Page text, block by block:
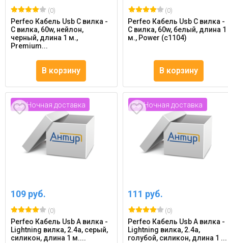
(0)
Perfeo Кабель Usb C вилка -
C вилка, 60w, нейлон,
черный, длина 1 м.,
Premium...
В корзину
(0)
Perfeo Кабель Usb C вилка -
C вилка, 60w, белый, длина 1
м., Power (c1104)
В корзину
Ночная доставка
109 руб.
(0)
Perfeo Кабель Usb A вилка -
Lightning вилка, 2.4a, серый,
силикон, длина 1 м....
Ночная доставка
111 руб.
(0)
Perfeo Кабель Usb A вилка -
Lightning вилка, 2.4a,
голубой, силикон, длина 1 ...